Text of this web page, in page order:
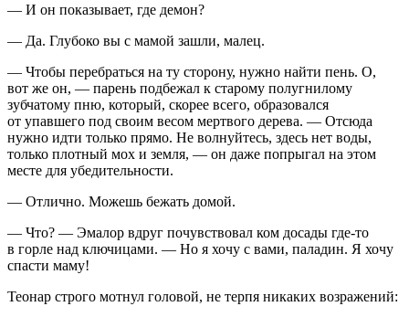
— И он показывает, где демон?
— Да. Глубоко вы с мамой зашли, малец.
— Чтобы перебраться на ту сторону, нужно найти пень. О,
вот же он, — парень подбежал к старому полугнилому
зубчатому пню, который, скорее всего, образовался
от упавшего под своим весом мертвого дерева. — Отсюда
нужно идти только прямо. Не волнуйтесь, здесь нет воды,
только плотный мох и земля, — он даже попрыгал на этом
месте для убедительности.
— Отлично. Можешь бежать домой.
— Что? — Эмалор вдруг почувствовал ком досады где-то
в горле над ключицами. — Но я хочу с вами, паладин. Я хочу
спасти маму!
Теонар строго мотнул головой, не терпя никаких возражений: